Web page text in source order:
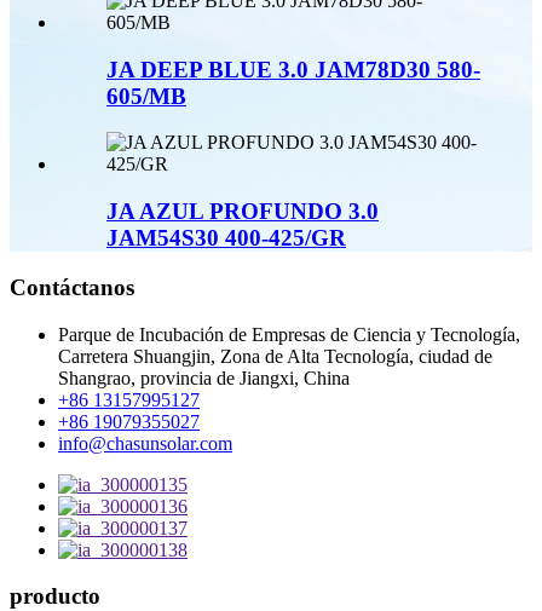
JA DEEP BLUE 3.0 JAM78D30 580-
605/MB
JA AZUL PROFUNDO 3.0
JAM54S30 400-425/GR
Contáctanos
Parque de Incubación de Empresas de Ciencia y Tecnología,
Carretera Shuangjin, Zona de Alta Tecnología, ciudad de
Shangrao, provincia de Jiangxi, China
+86 13157995127
+86 19079355027
info@chasunsolar.com
producto